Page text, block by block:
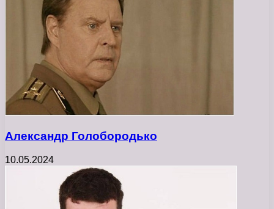
Александр Голобородько
10.05.2024